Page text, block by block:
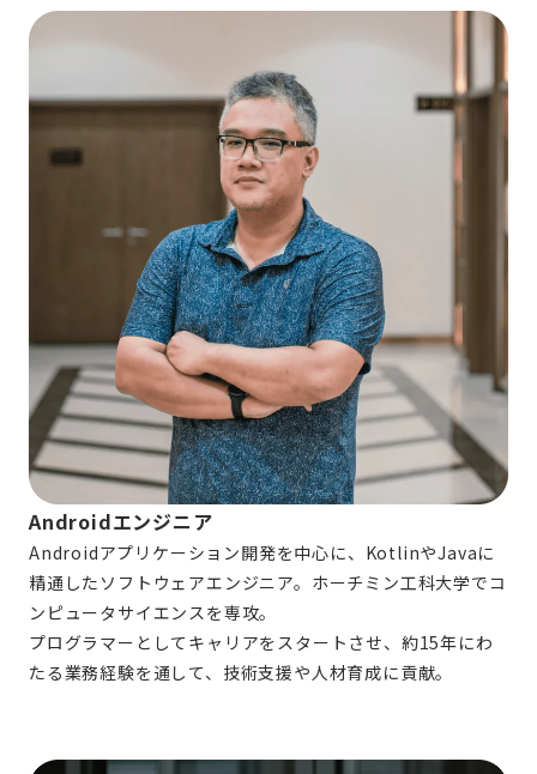
Androidエンジニア
Androidアプリケーション開発を中心に、KotlinやJavaに
精通したソフトウェアエンジニア。ホーチミン工科大学でコ
ンピュータサイエンスを専攻。
プログラマーとしてキャリアをスタートさせ、約15年にわ
たる業務経験を通して、技術支援や人材育成に貢献。